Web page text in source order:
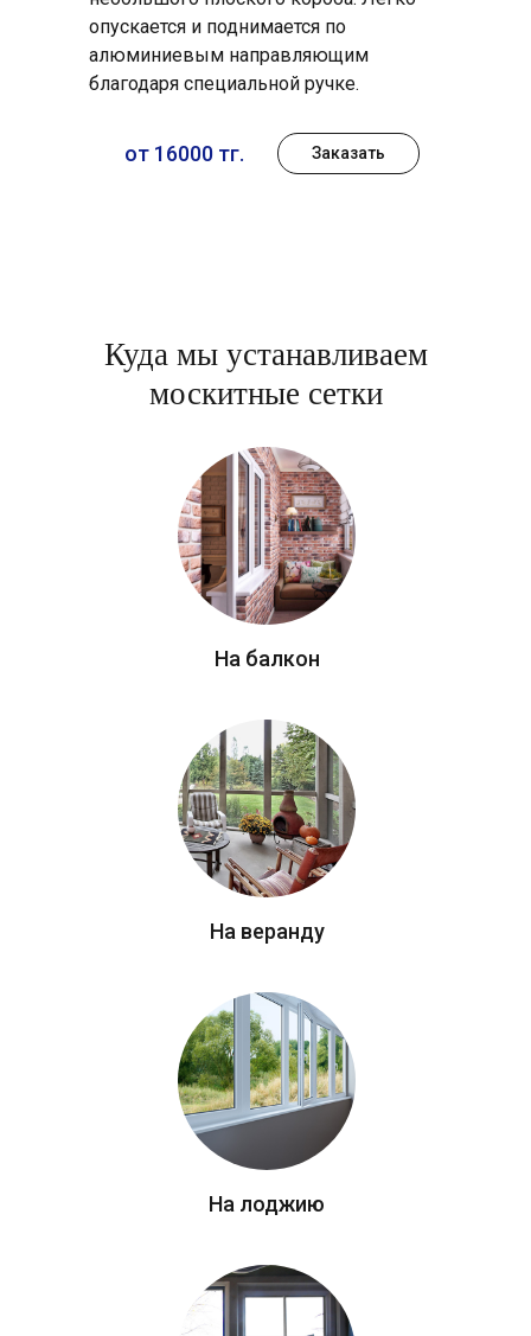
от 16000 тг. Заказать
опускается и поднимается по
алюминиевым направляющим
благодаря специальной ручке.
Куда мы устанавливаем
москитные сетки
На балкон
На веранду
На лоджию